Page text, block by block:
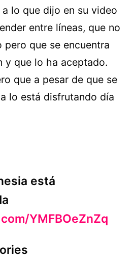
lo que dijo en su video
entre líneas, que no
pero que se encuentra
y que lo ha aceptado.
que a pesar de que se
lo está disfrutando día
está
YMFBOeZnZq